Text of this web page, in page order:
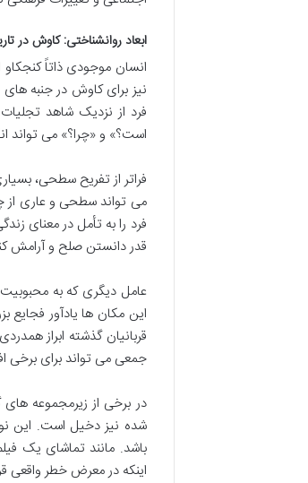
ابعاد روانشناختی: کاوش در
انسان موجودی ذاتاً
نیز برای کاوش در جنبه
فرد از نزدیک شاهد
است؟» و «چرا؟» می تواند
فراتر از تفریح سطحی،
می تواند سطحی و عاری از
فرد را به تأمل در معنای
قدر دانستن صلح و آرامش
عامل دیگری که به
این مکان ها یادآور فجایع
قربانیان گذشته ابراز
جمعی می تواند برای برخی
در برخی از زیرمجموعه
شده نیز دخیل است. این
باشد. مانند تماشای یک
اینکه در معرض خطر واقعی